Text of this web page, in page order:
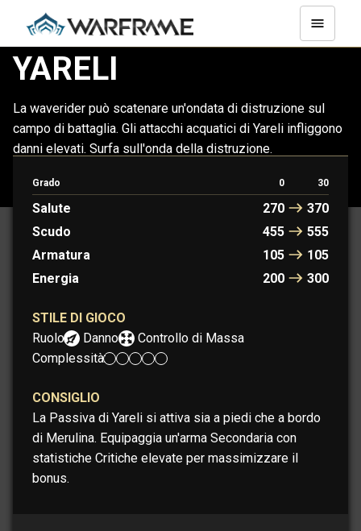
YARELI
La waverider può scatenare un'ondata di distruzione sul
campo di battaglia. Gli attacchi acquatici di Yareli infliggono
danni elevati. Surfa sull'onda della distruzione.
Grado 0 30
Salute 270
370
Scudo
455
555
Armatura
105
105
Energia
200 300
STILE DI GIOCO
Ruolo:
Danno
Controllo di Massa
Complessità:
CONSIGLIO
La Passiva di Yareli si attiva sia a piedi che a bordo
di Merulina. Equipaggia un'arma Secondaria con
statistiche Critiche elevate per massimizzare il
bonus.